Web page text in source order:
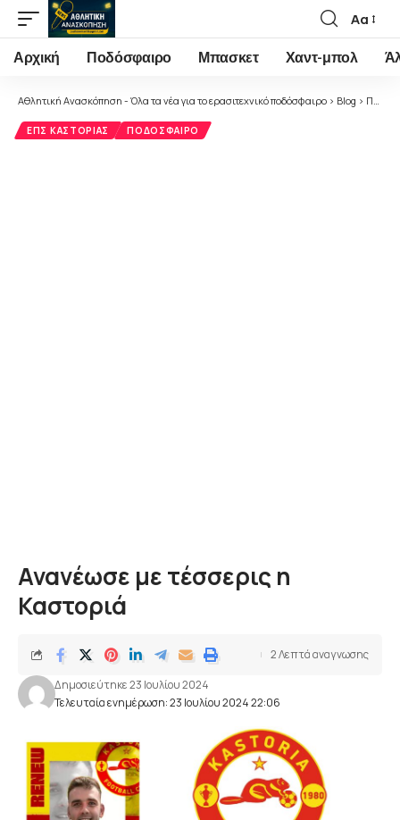
Font
Resizer
Αα
Αρχική Ποδόσφαιρο Μπασκετ Χαντ-μπολ
Αθλητική Ανασκόπηση - Όλα τα νέα για το ερασιτεχνικό ποδόσφαιρο > Blog > Ποδόσφαιρο
ΕΠΣ ΚΑΣΤΟΡΙΆΣ ΠΟΔΌΣΦΑΙΡΟ
Ανανέωσε με τέσσερις η
Καστοριά
Τελευταία ενημέρωση: 23 Ιουλίου 2024 22:06
Δημοσιεύτηκε 23 Ιουλίου 2024
2 Λεπτά αναγνωσης